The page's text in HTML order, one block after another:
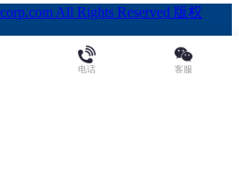
All Rights Reserved 版权
秒
电话 客服